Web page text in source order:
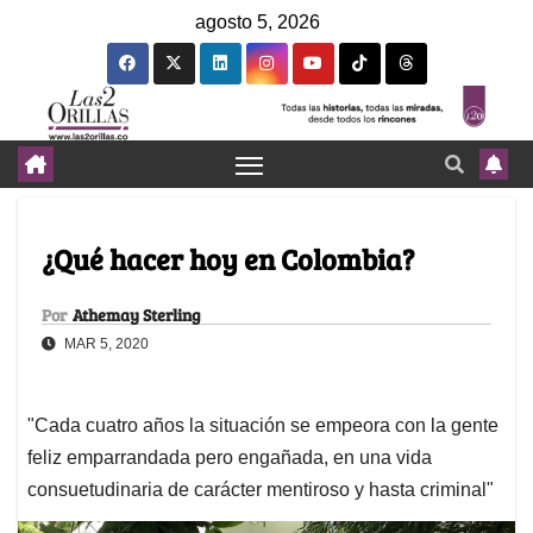
agosto 5, 2026
¿Qué hacer hoy en Colombia?
Por Athemay Sterling
MAR 5, 2020
"Cada cuatro años la situación se empeora con la gente
feliz emparrandada pero engañada, en una vida
consuetudinaria de carácter mentiroso y hasta criminal"